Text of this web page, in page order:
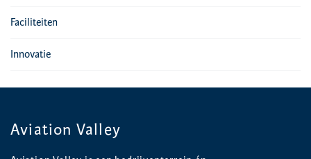
Faciliteiten
Innovatie
Aviation Valley